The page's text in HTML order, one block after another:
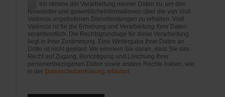
Ich stimme der Verarbeitung meiner Daten zu, um den
Newsletter und gewerblicheInformationen über die von Visit
València angebotenen Dienstleistungen zu erhalten. Visit
València ist für die Erhebung und Verarbeitung Ihrer Daten
verantwortlich. Die Rechtsgrundlage für diese Verarbeitung
liegt in Ihrer Zustimmung. Eine Weitergabe Ihrer Daten an
Dritte ist nicht geplant. Wir erinnern Sie daran, dass Sie das
Recht auf Zugang, Berichtigung und Löschung Ihrer
personenbezogenen Daten sowie andere Rechte haben, wie
in der Datenschutzerklärung erläutert.